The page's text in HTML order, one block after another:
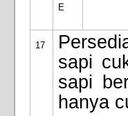
E
17
sapi
sapi
hanya